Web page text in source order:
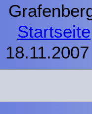
Startseite